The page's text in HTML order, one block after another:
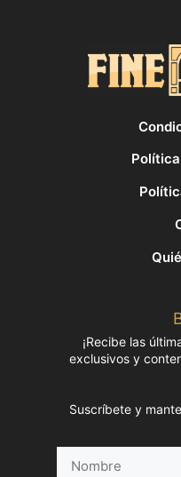
¡Recibe las
exclusivos y
Suscríbete y